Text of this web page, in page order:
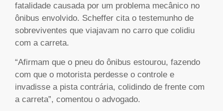
fatalidade causada por um problema mecânico no
ônibus envolvido. Scheffer cita o testemunho de
sobreviventes que viajavam no carro que colidiu
com a carreta.
“Afirmam que o pneu do ônibus estourou, fazendo
com que o motorista perdesse o controle e
invadisse a pista contrária, colidindo de frente com
a carreta”, comentou o advogado.